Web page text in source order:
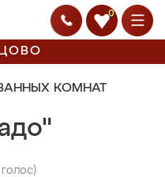
0
КОМНАТ
голос)